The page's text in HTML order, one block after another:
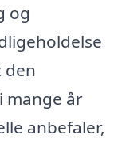
og
den
mange år
anbefaler,